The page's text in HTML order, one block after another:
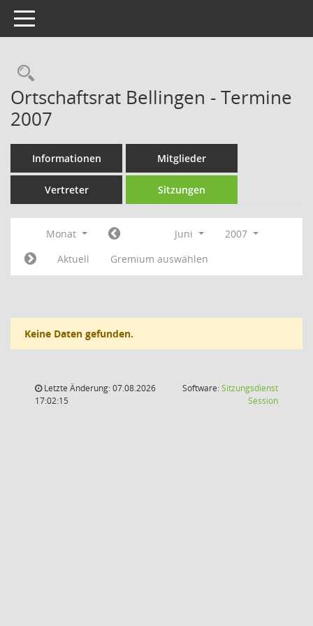
Toggle navigation
Rechercheauswahl
Ortschaftsrat Bellingen - Termine
2007
Informationen Mitglieder
Vertreter Sitzungen
Monat Juni
2007
Aktuell
Gremium auswählen
Keine Daten gefunden.
Letzte Änderung: 07.08.2026
17:02:15
Software:Sitzungsdienst
Session(Wird in